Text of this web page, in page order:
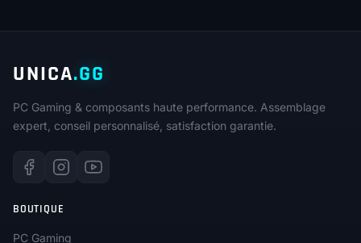
UNICA.GG
PC Gaming & composants haute performance. Assemblage
expert, conseil personnalisé, satisfaction garantie.
BOUTIQUE
PC Gaming